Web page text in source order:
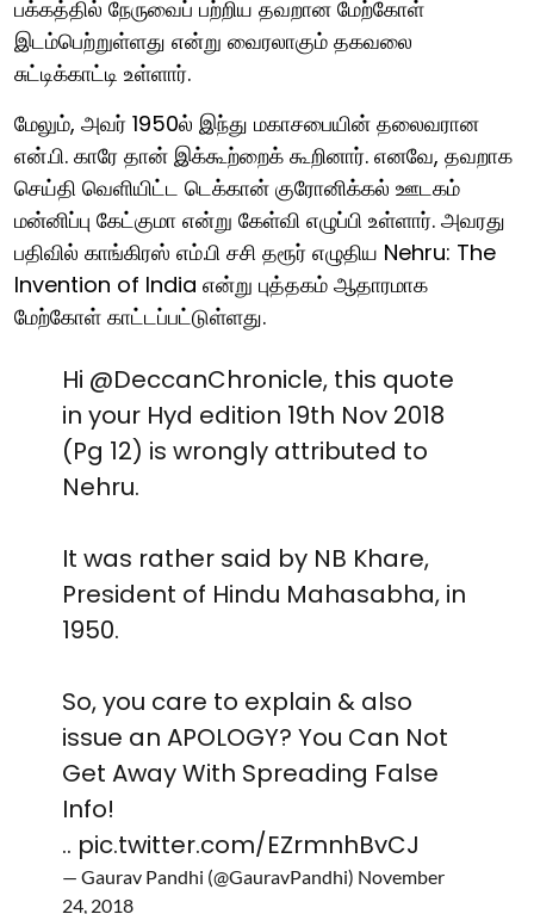
பக்கத்தில் நேருவைப் பற்றிய தவறான மேற்கோள்
இடம்பெற்றுள்ளது என்று வைரலாகும் தகவலை
சுட்டிக்காட்டி உள்ளார்.
மேலும், அவர் 1950ல் இந்து மகாசபையின் தலைவரான
என்.பி. காரே தான் இக்கூற்றைக் கூறினார். எனவே, தவறாக
செய்தி வெளியிட்ட டெக்கான் குரோனிக்கல் ஊடகம்
மன்னிப்பு கேட்குமா என்று கேள்வி எழுப்பி உள்ளார். அவரது
பதிவில் காங்கிரஸ் எம்.பி சசி தரூர் எழுதிய Nehru: The
Invention of India என்று புத்தகம் ஆதாரமாக
மேற்கோள் காட்டப்பட்டுள்ளது.
Hi @DeccanChronicle, this quote
in your Hyd edition 19th Nov 2018
(Pg 12) is wrongly attributed to
Nehru.
It was rather said by NB Khare,
President of Hindu Mahasabha, in
1950.
So, you care to explain & also
issue an APOLOGY? You Can Not
Get Away With Spreading False
Info!
.. pic.twitter.com/EZrmnhBvCJ
— Gaurav Pandhi (@GauravPandhi) November
24, 2018